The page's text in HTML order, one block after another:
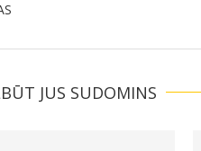
JUS SUDOMINS